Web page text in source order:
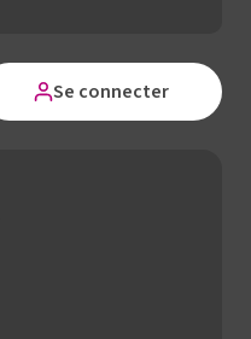
Se connecter